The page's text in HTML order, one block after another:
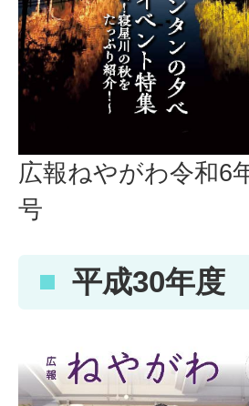
広報ねやがわ令和6
号
平成30年度